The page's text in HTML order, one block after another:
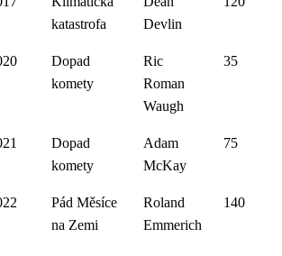
katastrofa
Devlin
Dopad
komety
Ric
Roman
Waugh
35
Dopad
komety
Adam
McKay
75
Pád Měsíce
na Zemi
Roland
Emmerich
140